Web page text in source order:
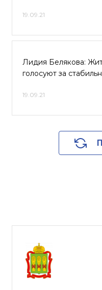
19.09.21
Лидия Белякова:
голосуют за
19.09.21